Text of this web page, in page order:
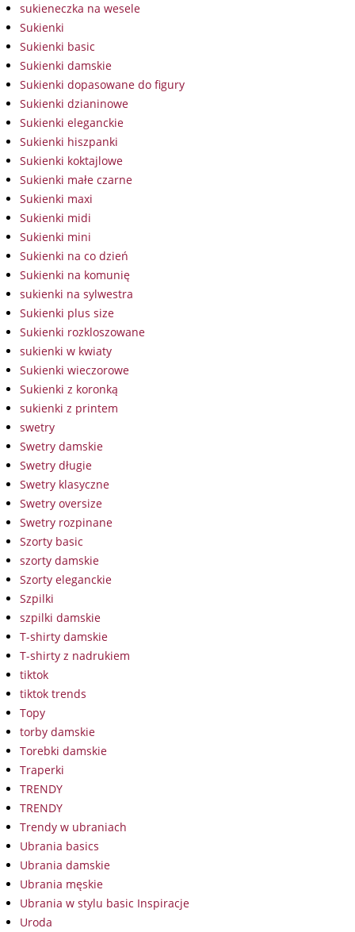
sukieneczka na wesele
Sukienki
Sukienki basic
Sukienki damskie
Sukienki dopasowane do figury
Sukienki dzianinowe
Sukienki eleganckie
Sukienki hiszpanki
Sukienki koktajlowe
Sukienki małe czarne
Sukienki maxi
Sukienki midi
Sukienki mini
Sukienki na co dzień
Sukienki na komunię
sukienki na sylwestra
Sukienki plus size
Sukienki rozkloszowane
sukienki w kwiaty
Sukienki wieczorowe
Sukienki z koronką
sukienki z printem
swetry
Swetry damskie
Swetry długie
Swetry klasyczne
Swetry oversize
Swetry rozpinane
Szorty basic
szorty damskie
Szorty eleganckie
Szpilki
szpilki damskie
T-shirty damskie
T-shirty z nadrukiem
tiktok
tiktok trends
Topy
torby damskie
Torebki damskie
Traperki
TRENDY
TRENDY
Trendy w ubraniach
Ubrania basics
Ubrania damskie
Ubrania męskie
Ubrania w stylu basic Inspiracje
Uroda